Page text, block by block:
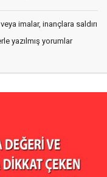
imalar, inançlara saldırı
yazılmış yorumlar